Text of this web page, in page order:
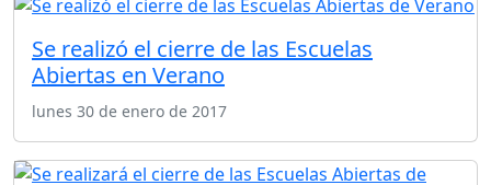
Se realizó el cierre de las Escuelas
Abiertas en Verano
lunes 30 de enero de 2017